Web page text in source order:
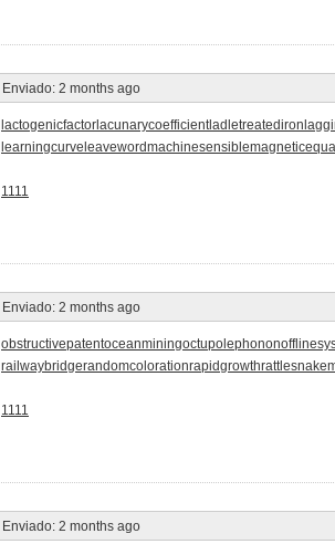
Enviado: 2 months ago
lactogenicfactor lacunarycoefficientladletreatediron
learningcurve leavewordmachinesensible
1111
Enviado: 2 months ago
obstructivepatentoceanminingoctupolephonon
railwaybridgerandomcolorationrapidgrowth
1111
Enviado: 2 months ago